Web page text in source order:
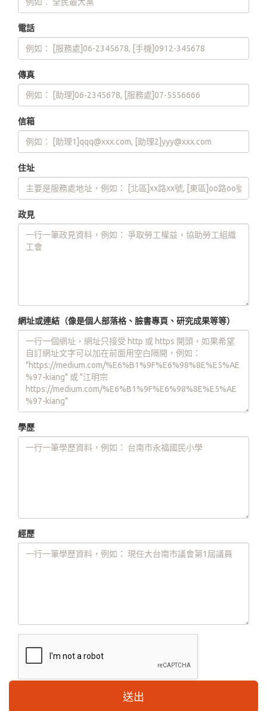
電話
傳真
信箱
住址
政見
網址或連結（像是個人部落格、臉書專頁、研究成果等等）
學歷
經歷
送出